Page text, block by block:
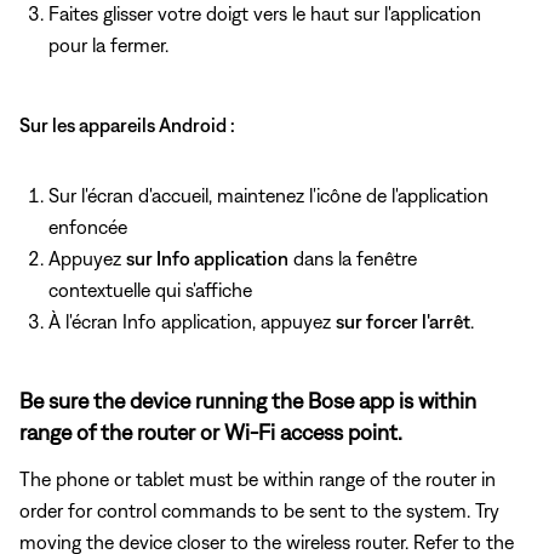
Faites glisser votre doigt vers le haut sur l'application
pour la fermer.
Sur les appareils Android :
Sur l'écran d'accueil, maintenez l'icône de l'application
enfoncée
Appuyez sur Info application dans la fenêtre
contextuelle qui s'affiche
À l'écran Info application, appuyez sur forcer l'arrêt
Be sure the device running the Bose app is within
range of the router or Wi-Fi access point.
The phone or tablet must be within range of the router in
order for control commands to be sent to the system. Try
moving the device closer to the wireless router. Refer to the